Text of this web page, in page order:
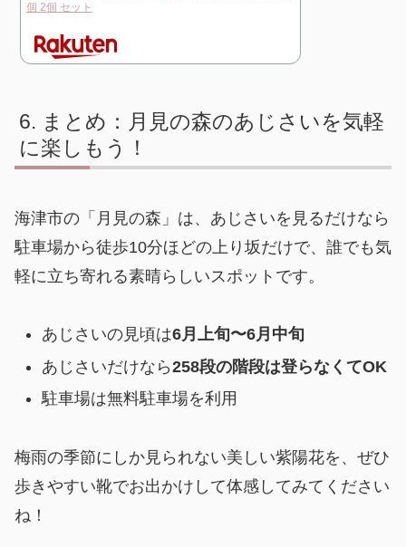
個 2個 セット
まとめ：月見の森のあじさいを気軽
に楽しもう！
海津市の「月見の森」は、あじさいを見るだけなら
駐車場から徒歩10分ほどの上り坂だけで、誰でも気
軽に立ち寄れる素晴らしいスポットです。
あじさいの見頃は6月上旬〜6月中旬
あじさいだけなら258段の階段は登らなくてOK
駐車場は無料駐車場を利用
梅雨の季節にしか見られない美しい紫陽花を、ぜひ
歩きやすい靴でお出かけして体感してみてください
ね！